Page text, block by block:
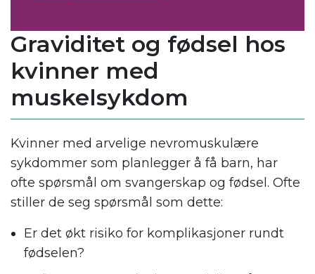
Graviditet og fødsel hos
kvinner med
muskelsykdom
Kvinner med arvelige nevromuskulære
sykdommer som planlegger å få barn, har
ofte spørsmål om svangerskap og fødsel. Ofte
stiller de seg spørsmål som dette:
Er det økt risiko for komplikasjoner rundt
fødselen?